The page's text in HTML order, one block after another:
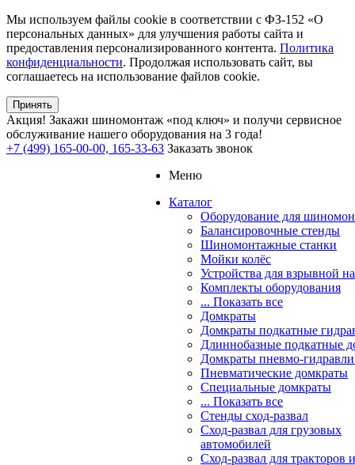
Мы используем файлы cookie в соответствии с ФЗ-152 «О
персональных данных» для улучшения работы сайта и
предоставления персонализированного контента. Политика
конфиденциальности. Продолжая использовать сайт, вы
соглашаетесь на использование файлов cookie.
Принять
Акция! Закажи шиномонтаж «под ключ» и получи сервисное
обслуживание нашего оборудования на 3 года!
+7 (499) 165-00-00, 165-33-63 Заказать звонок
Меню
Каталог
Оборудование для
Балансировочные стенды
Шиномонтажные станки
Мойки колёс
Устройства для взрывной
Комплекты оборудования
... Показать все
Домкраты
Домкраты подкатные
Длиннобазные подкатные
Домкраты пневмо-
Пневматические домкраты
Специальные домкраты
... Показать все
Стенды сход-развал
Сход-развал для грузовых
автомобилей
Сход-развал для тракторов и